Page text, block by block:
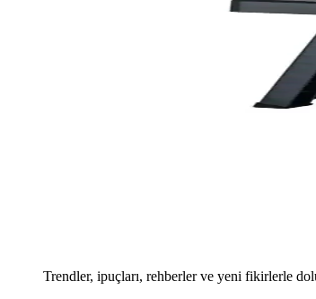
Trendler, ipuçları, rehberler ve yeni fikirlerle